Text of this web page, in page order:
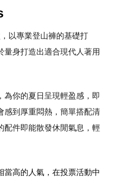
以專業登山褲的基礎打
量身打造出適合現代人著用
為你的夏日呈現輕盈感，即
感到厚重悶熱，簡單搭配清
配件即能散發休閒氣息，輕
當高的人氣，在投票活動中